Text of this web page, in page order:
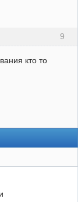
9
кто то